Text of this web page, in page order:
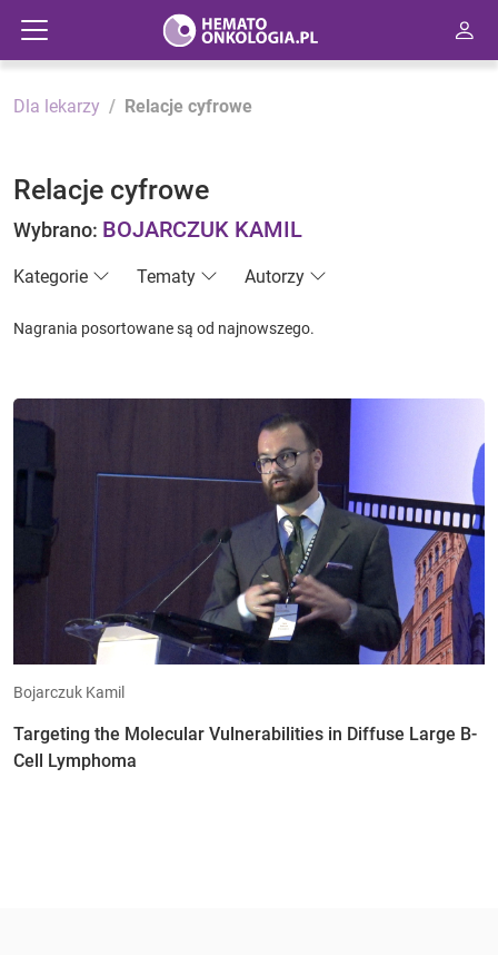
Dla lekarzy Relacje cyfrowe
Relacje cyfrowe
Wybrano: BOJARCZUK KAMIL
Kategorie Tematy Autorzy
Nagrania posortowane są od najnowszego.
Bojarczuk Kamil
Targeting the Molecular Vulnerabilities in Diffuse Large B-
Cell Lymphoma